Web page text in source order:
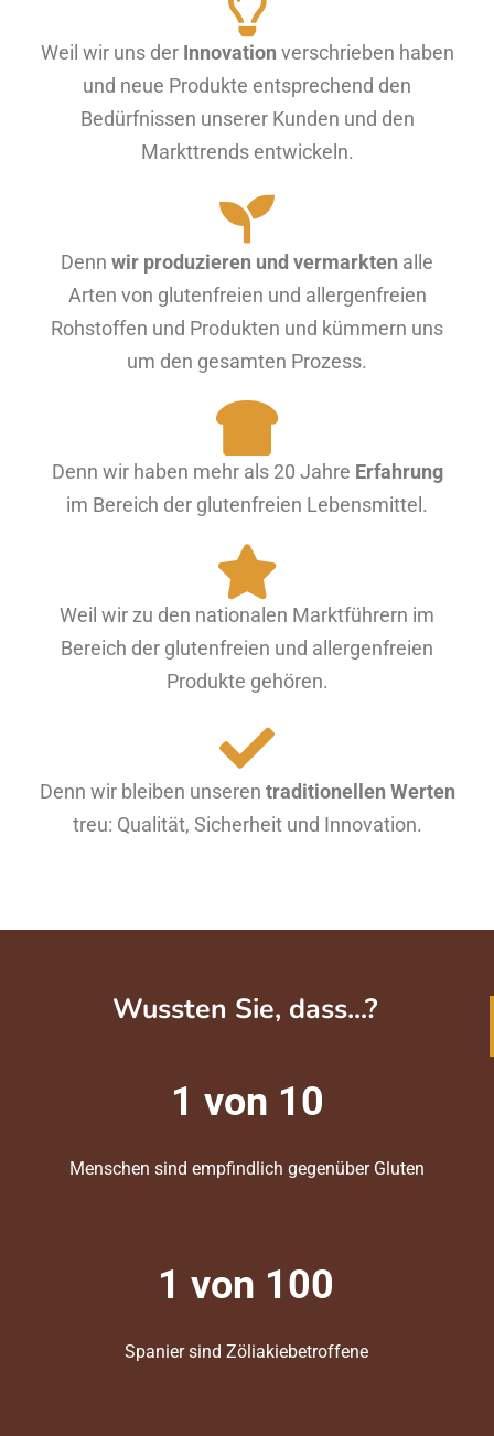
Weil wir uns der Innovation verschrieben haben
und neue Produkte entsprechend den
Bedürfnissen unserer Kunden und den
Markttrends entwickeln.
Denn wir produzieren und vermarkten alle
Arten von glutenfreien und allergenfreien
Rohstoffen und Produkten und kümmern uns
um den gesamten Prozess.
Denn wir haben mehr als 20 Jahre Erfahrung
im Bereich der glutenfreien Lebensmittel.
Weil wir zu den nationalen Marktführern im
Bereich der glutenfreien und allergenfreien
Produkte gehören.
Denn wir bleiben unseren traditionellen Werten
treu: Qualität, Sicherheit und Innovation.
Wussten Sie, dass...?
1 von 10
Menschen sind empfindlich gegenüber Gluten
1 von 100
Spanier sind Zöliakiebetroffene